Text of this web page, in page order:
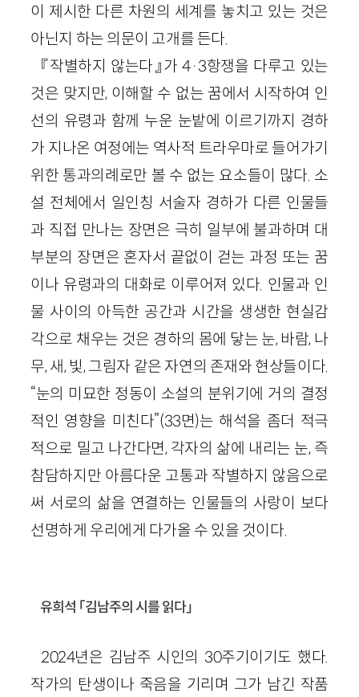
이 제시한 다른 차원의 세계를 놓치고 있는 것은
아닌지 하는 의문이 고개를 든다.
『작별하지 않는다』가 4·3항쟁을 다루고 있는
것은 맞지만, 이해할 수 없는 꿈에서 시작하여 인
선의 유령과 함께 누운 눈밭에 이르기까지 경하
가 지나온 여정에는 역사적 트라우마로 들어가기
위한 통과의례로만 볼 수 없는 요소들이 많다. 소
설 전체에서 일인칭 서술자 경하가 다른 인물들
과 직접 만나는 장면은 극히 일부에 불과하며 대
부분의 장면은 혼자서 끝없이 걷는 과정 또는 꿈
이나 유령과의 대화로 이루어져 있다. 인물과 인
물 사이의 아득한 공간과 시간을 생생한 현실감
각으로 채우는 것은 경하의 몸에 닿는 눈, 바람, 나
무, 새, 빛, 그림자 같은 자연의 존재와 현상들이다.
“눈의 미묘한 정동이 소설의 분위기에 거의 결정
적인 영향을 미친다”(33면)는 해석을 좀더 적극
적으로 밀고 나간다면, 각자의 삶에 내리는 눈, 즉
참담하지만 아름다운 고통과 작별하지 않음으로
써 서로의 삶을 연결하는 인물들의 사랑이 보다
선명하게 우리에게 다가올 수 있을 것이다.
유희석 「김남주의 시를 읽다」
2024년은 김남주 시인의 30주기이기도 했다.
작가의 탄생이나 죽음을 기리며 그가 남긴 작품